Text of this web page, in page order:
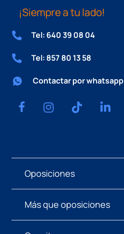
¡Siempre a tu lado!
Tel: 640 39 08 04
Tel: 857 80 13 58
Contactar por whatsapp
Oposiciones
Más que oposiciones